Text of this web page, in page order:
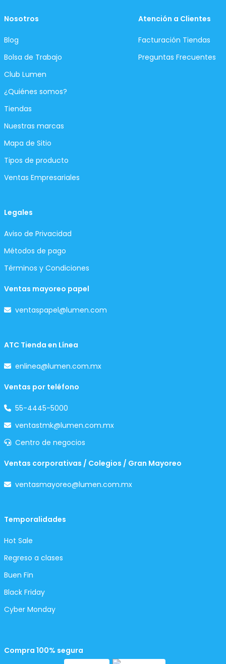
Nosotros
Blog
Bolsa de Trabajo
Club Lumen
¿Quiénes somos?
Tiendas
Nuestras marcas
Mapa de Sitio
Tipos de producto
Ventas Empresariales
Atención a Clientes
Facturación Tiendas
Preguntas Frecuentes
Legales
Aviso de Privacidad
Métodos de pago
Términos y Condiciones
Ventas mayoreo papel
ventaspapel@lumen.com
ATC Tienda en Línea
enlinea@lumen.com.mx
Ventas por teléfono
55-4445-5000
ventastmk@lumen.com.mx
Centro de negocios
Ventas corporativas / Colegios / Gran Mayoreo
ventasmayoreo@lumen.com.mx
Temporalidades
Hot Sale
Regreso a clases
Buen Fin
Black Friday
Cyber Monday
Compra 100% segura